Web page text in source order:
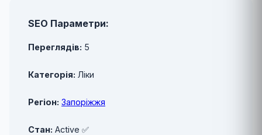
SEO Параметри:
Переглядів: 5
Категорія: Ліки
Регіон: Запоріжжя
Стан: Active ✅